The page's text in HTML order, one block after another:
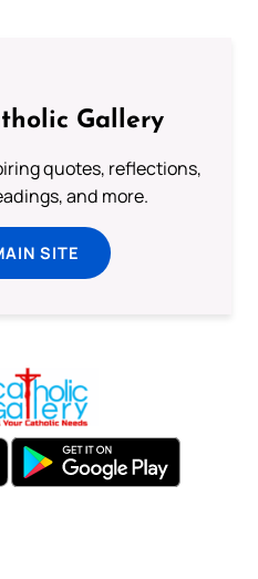
Gallery
quotes, reflections,
and more.
SITE